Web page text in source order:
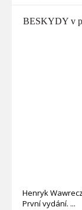
BESKYDY v
Henryk
První vydání.